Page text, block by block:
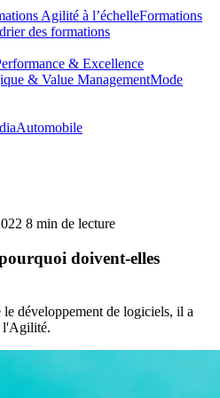
Agilité à l’échelleFormations
des formations
& Excellence
& Value ManagementMode
Automobile
8 min de lecture
doivent-elles
développement de logiciels, il a
l'Agilité.